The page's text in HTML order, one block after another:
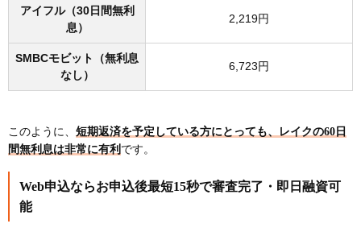
アイフル（30日間無利
息）
2,219円
SMBCモビット（無利息
なし）
6,723円
このように、 短期返済を予定している方にとっても、レイクの60日
間無利息は非常に有利 です。
Web申込ならお申込後最短15秒で審査完了・即日融資可
能